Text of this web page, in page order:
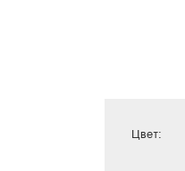
Цвет: